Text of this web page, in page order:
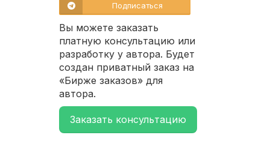
Подписаться
Вы можете заказать
платную консультацию или
разработку у автора. Будет
создан приватный заказ на
«Бирже заказов» для
автора.
Заказать консультацию